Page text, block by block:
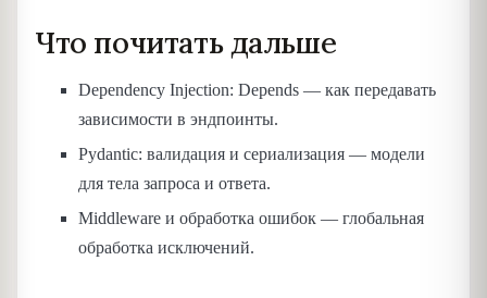
Что почитать дальше
Dependency Injection: Depends — как передавать
зависимости в эндпоинты.
Pydantic: валидация и сериализация — модели
для тела запроса и ответа.
Middleware и обработка ошибок — глобальная
обработка исключений.